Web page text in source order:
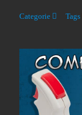
Categorie Tags